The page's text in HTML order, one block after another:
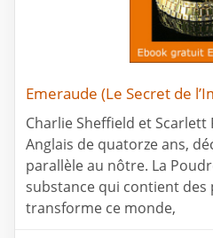
Emeraude (Le Secret de
Charlie Sheffield et Scarlett
Anglais de quatorze ans,
parallèle au nôtre. La
substance qui contient
transforme ce monde,